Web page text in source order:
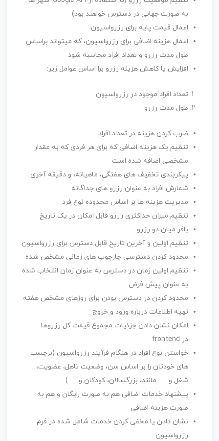
به صورت جهانی در دسترس خواهند بود)
اعمال قیمت پایه برای رزرواسیون
اعمال هزینه اضافی برای رزرواسیون، که میتواند براساس
طول مدت رزرو و تعداد افراد محاسبه شود
افزایش یا کاهش هزینه رزرو برا اساس عوامل زیر:
تعداد افراد موجود در رزرواسیون
طول مدت رزرو
ضرب کردن هزینه در تعداد افراد
تنظیم یک هزینه اضافی که برای هر فردی که به مقدار
مشخصی اضافه شده است
پیکربندی تخفیف های هفتگی، ماهیانه،‌ و دقیقه آخری
شمارش افراد به عنوان رزرو های جداگانه
مدیریت هزینه ها بر اساس محدوده نوع فرد
تنظیم میزان حداکثری رزرو قابل امکان در یک تاریخ
بافر میان دو رزرو
تنظیم اولین و آخرین تاریخ قابل دسترس برای رزرواسیون
محدود کردن دسترسی چارچوب های زمانی مشخص شده
تنظیم اولین زمان در دسترس به عنوان زمان انتخاب شده
به عنوان پیش فرض
محدود کردن در دسترس بودن برای روزهای مشخص هفته
تهیه اطلاعات درباره ورود و خروج
امکان نشان دادن جزئیات مجموع قیمت کل رزروها
در frontend
خواستن نوع افراد در هنگام فرآیند رزرواسیون (برچسب
های خودتان را بر اساس سن، وضعیت تاهل، عضویت،‌
شغل و … .مانند، بزرگسالان، کودکان و … )
پیشنهاد خدمات اضافی هم به صورت رایگان و هم به
صورت هزینه اضافی
نشان دادن یا مخفی کردن خدمات شامل شده در فرم
رزرواسیون